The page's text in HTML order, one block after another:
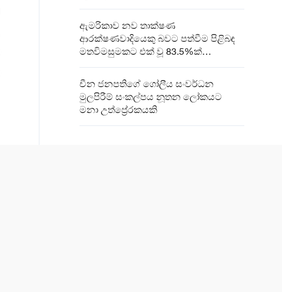
ඇමරිකාව නව තාක්ෂණ
ආරක්ෂණවාදියෙකු බවට පත්වීම පිළිබඳ
මතවිමසුමකට එක් වූ 83.5%ක්
කනස්සල්ලෙන්
චීන ජනපතිගේ ගෝලීය සංවර්ධන
මුලපිරීම් සංකල්පය නූතන ලෝකයට
මනා උත්ප්‍රේරකයකි